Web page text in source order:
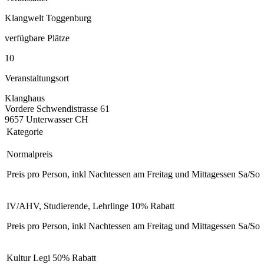
Klangwelt Toggenburg
verfügbare Plätze
10
Veranstaltungsort
Klanghaus
Vordere Schwendistrasse 61
9657 Unterwasser CH
Kategorie
Normalpreis
Preis pro Person, inkl Nachtessen am Freitag und Mittagessen Sa/So
IV/AHV, Studierende, Lehrlinge 10% Rabatt
Preis pro Person, inkl Nachtessen am Freitag und Mittagessen Sa/So
Kultur Legi 50% Rabatt